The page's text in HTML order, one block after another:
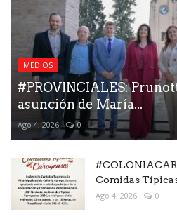
MEDIOS
#PROVINCIALES:
asunción de María...
Ago 4, 2026 0
Comidas
Ago 4, 2026 0